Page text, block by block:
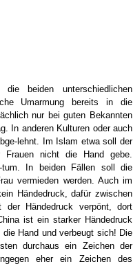
beiden unterschiedlichen
Umarmung bereits in die
nur bei guten Bekannten
In anderen Kulturen oder auch
lehnt. Im Islam etwa soll der
Frauen nicht die Hand gebe.
In beiden Fällen soll die
vermieden werden. Auch im
Händedruck, dafür zwischen
Händedruck verpönt, dort
ist ein starker Händedruck
Hand und verbeugt sich! Die
durchaus ein Zeichen der
eher ein Zeichen des